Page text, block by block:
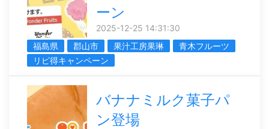
ーン
2025-12-25 14:31:30
福島県
郡山市 果汁工房果琳
青木フルーツ
リピ得キャンペーン
バナナミルク菓子パ
ン登場